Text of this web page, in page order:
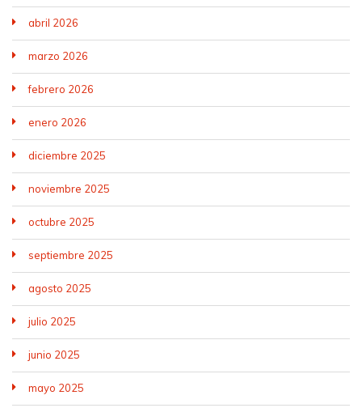
abril 2026
marzo 2026
febrero 2026
enero 2026
diciembre 2025
noviembre 2025
octubre 2025
septiembre 2025
agosto 2025
julio 2025
junio 2025
mayo 2025